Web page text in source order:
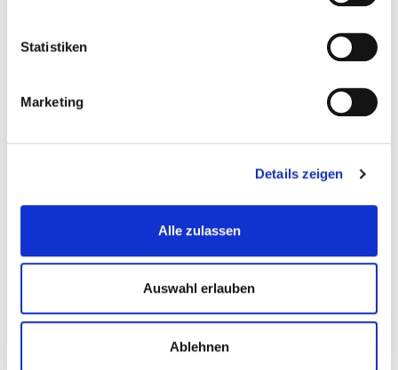
Statistiken
Marketing
Details zeigen
Alle zulassen
Auswahl erlauben
Ablehnen
ich dir immer empfehlen, professionelle oder ärztliche
Betreuung in Anspruch zu nehmen.
In derAufzeichnung zum Online-Event »Point of
View: Etabliere (d)einen gesunden
Lebensstil«findest du weitere Tipps und Impulse.